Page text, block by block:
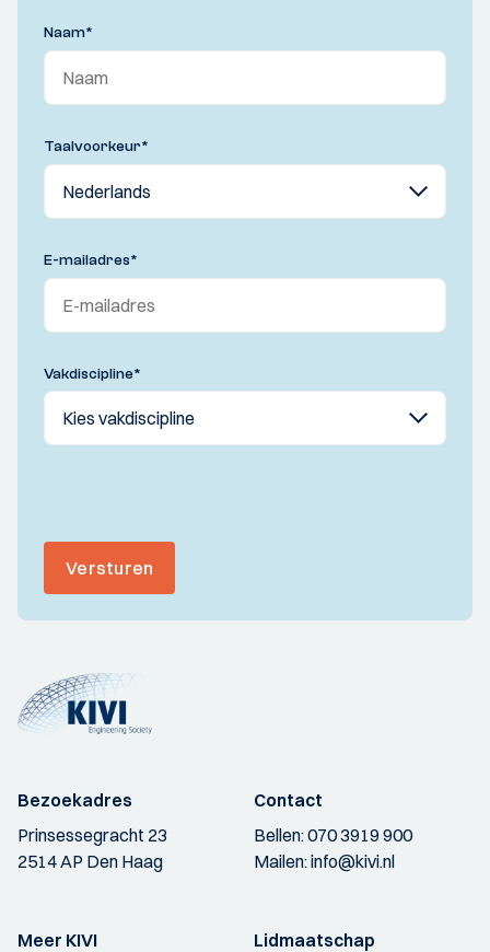
Naam*
Taalvoorkeur*
E-mailadres*
Vakdiscipline*
Versturen
Bezoekadres
Prinsessegracht 23
2514 AP Den Haag
Contact
Bellen:070 3919 900
Mailen:info@kivi.nl
Meer KIVI
Lidmaatschap